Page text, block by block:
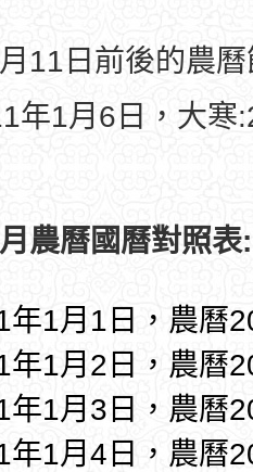
11日前後的農
年1月6日，大寒
農曆國曆對照表:
年1月1日，農曆
年1月2日，農曆
年1月3日，農曆
年1月4日，農曆